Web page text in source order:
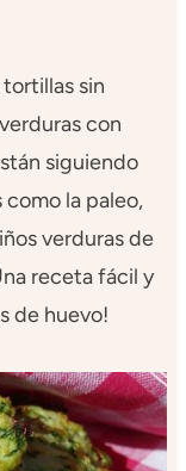
sin
con
siguiendo
la paleo,
verduras de
receta fácil y
de huevo!